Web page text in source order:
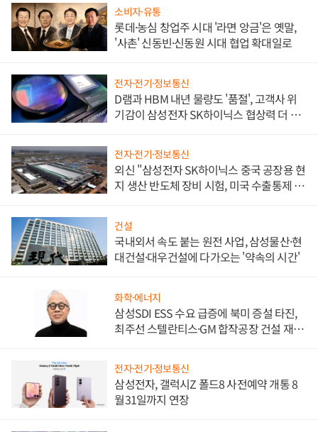
소비자·유통
롯데·농심 창업주 시대 '라면 앙금'은 옛말,
'사촌' 신동빈·신동원 시대 협업 확대일로
전자·전기·정보통신
D램과 HBM 내년 물량도 '품절', 고객사 위
기감이 삼성전자 SK하이닉스 협상력 더 키
전자·전기·정보통신
외신 "삼성전자 SK하이닉스 중국 공장용 현
지 생산 반도체 장비 시험, 미국 수출통제 대
건설
국내외서 속도 붙는 원전 사업, 삼성물산·현
대건설·대우건설에 다가오는 '약속의 시간'
화학·에너지
삼성SDI ESS 수요 급증에 북미 증설 타진,
최주선 스텔란티스·GM 합작공장 건설 재추
전자·전기·정보통신
삼성전자, 갤럭시Z 폴드8 사전예약 개통 8
월31일까지 연장